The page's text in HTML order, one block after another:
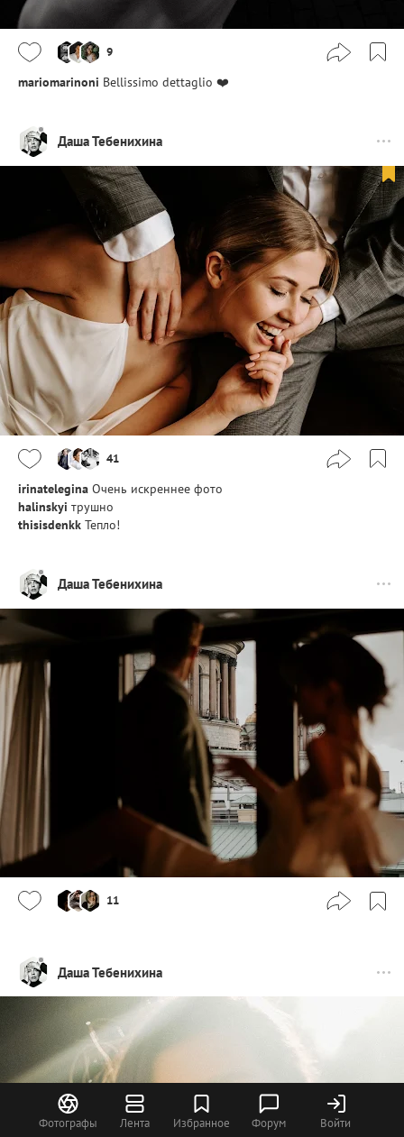
Фотографы Лента Избранное Форум Войти
9
mariomarinoni Bellissimo dettaglio ❤️
Даша Тебенихина
41
irinatelegina Очень искреннее фото
halinskyi трушно
thisisdenkk Тепло!
Даша Тебенихина
11
Даша Тебенихина